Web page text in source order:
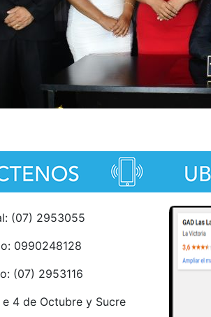
(07) 2953055
0990248128
(07) 2953116
4 de Octubre y Sucre